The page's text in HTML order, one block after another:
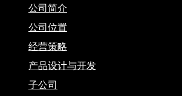
公司简介
公司位置
经营策略
产品设计与开发
子公司